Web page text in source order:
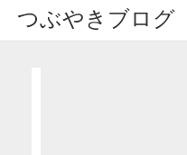
つぶやきブログ